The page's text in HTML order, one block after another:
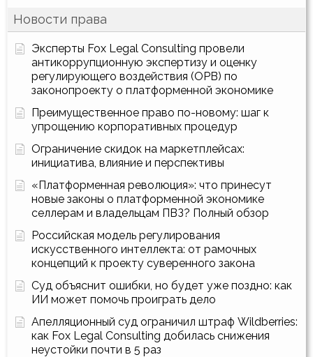
Новости права
Эксперты Fox Legal Consulting провели
антикоррупционную экспертизу и оценку
регулирующего воздействия (ОРВ) по
законопроекту о платформенной экономике
Преимущественное право по-новому: шаг к
упрощению корпоративных процедур
Ограничение скидок на маркетплейсах:
инициатива, влияние и перспективы
«Платформенная революция»: что принесут
новые законы о платформенной экономике
селлерам и владельцам ПВЗ? Полный обзор
Российская модель регулирования
искусственного интеллекта: от рамочных
концепций к проекту суверенного закона
Суд объяснит ошибки, но будет уже поздно: как
ИИ может помочь проиграть дело
Апелляционный суд ограничил штраф Wildberries:
как Fox Legal Consulting добилась снижения
неустойки почти в 5 раз